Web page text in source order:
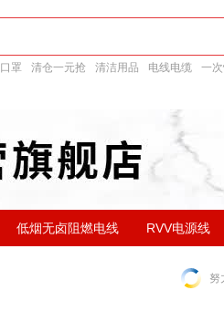
口罩 清仓一元抢 清洁用品 电线电缆 一
低烟无卤阻燃电线 RVV电源线
努